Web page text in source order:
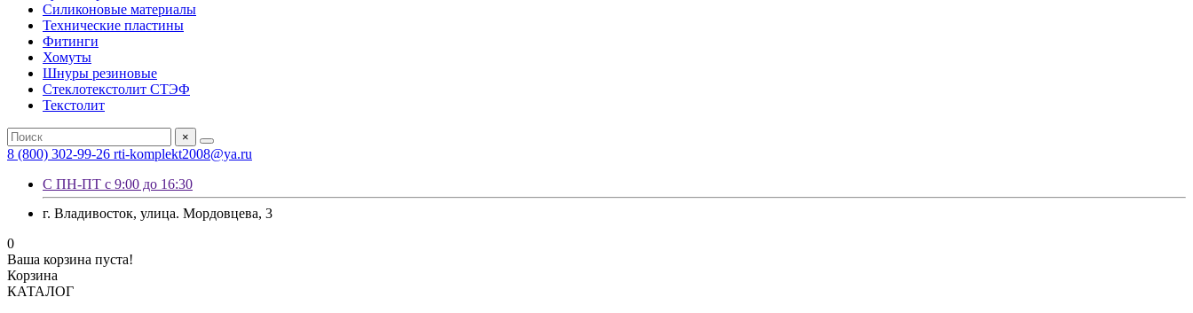
Силиконовые материалы
Технические пластины
Фитинги
Хомуты
Шнуры резиновые
Стеклотекстолит СТЭФ
Текстолит
×
8 (800) 302-99-26 rti-komplekt2008@ya.ru
С ПН-ПТ с 9:00 до 16:30
г. Владивосток, улица. Мордовцева, 3
0
Ваша корзина пуста!
Корзина
КАТАЛОГ